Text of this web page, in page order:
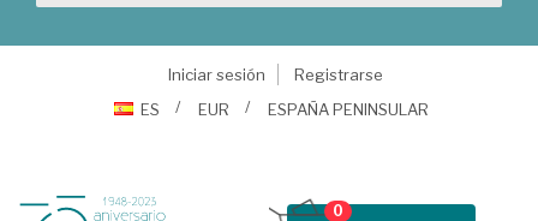
Iniciar sesión
Registrarse
ES
EUR ESPAÑA PENINSULAR
0